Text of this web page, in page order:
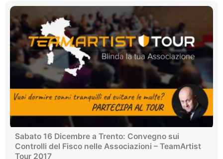
Sabato 16 Dicembre a Trento: Convegno sui
Controlli del Fisco nelle Associazioni – TeamArtist
Tour 2017